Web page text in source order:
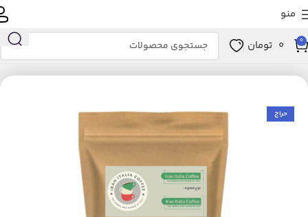
منو
0
0 تومان
بومی و محلی عطاری مواد غذایی نوشیدنی‌های ارگانیک
حراج